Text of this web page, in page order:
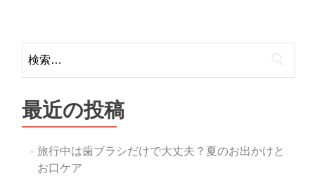
navigation
索:
最近の投稿
旅行中は歯ブラシだけで大丈夫？夏のお出かけと
お口ケア